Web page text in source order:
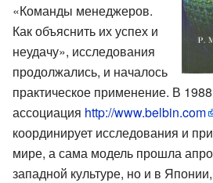
«Команды менеджеров.
Как объяснить их успех и
неудачу», исследования
продолжались, и началось
практическое применение. В
ассоциация http://www.belbin.com
координирует исследования и
мире, а сама модель прошла
западной культуре, но и в